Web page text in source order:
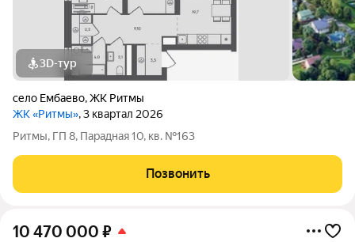
3D-тур
село Ембаево,ЖК Ритмы
ЖК «Ритмы», 3 квартал 2026
Ритмы, ГП 8, Парадная 10, кв. №163
Позвонить
10 470 000 ₽